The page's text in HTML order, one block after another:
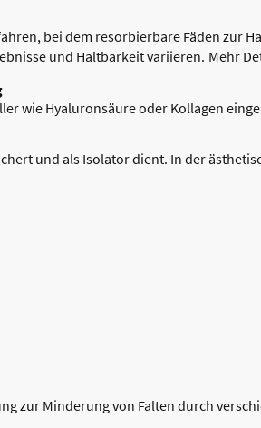
bei dem resorbierbare Fäden zur
und Haltbarkeit variieren. Mehr
wie Hyaluronsäure oder Kollagen
und als Isolator dient. In der
zur Minderung von Falten durch